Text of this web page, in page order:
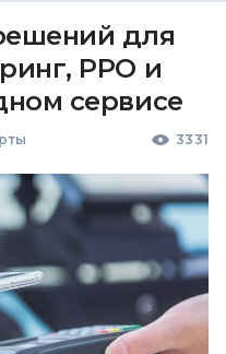
для
РРО и
сервисе
3331